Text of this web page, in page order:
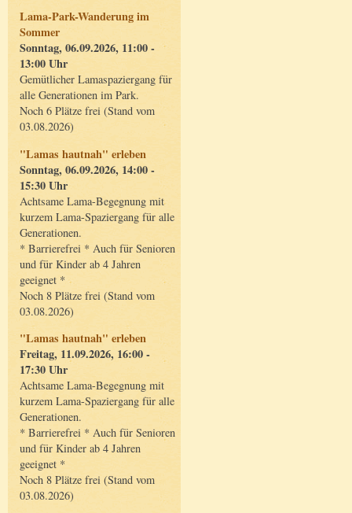
Lama-Park-Wanderung im
Sommer
Sonntag, 06.09.2026, 11:00 -
13:00 Uhr
Gemütlicher Lamaspaziergang für
alle Generationen im Park.
Noch 6 Plätze frei (Stand vom
03.08.2026)
"Lamas hautnah" erleben
Sonntag, 06.09.2026, 14:00 -
15:30 Uhr
Achtsame Lama-Begegnung mit
kurzem Lama-Spaziergang für alle
Generationen.
* Barrierefrei * Auch für Senioren
und für Kinder ab 4 Jahren
geeignet *
Noch 8 Plätze frei (Stand vom
03.08.2026)
"Lamas hautnah" erleben
Freitag, 11.09.2026, 16:00 -
17:30 Uhr
Achtsame Lama-Begegnung mit
kurzem Lama-Spaziergang für alle
Generationen.
* Barrierefrei * Auch für Senioren
und für Kinder ab 4 Jahren
geeignet *
Noch 8 Plätze frei (Stand vom
03.08.2026)